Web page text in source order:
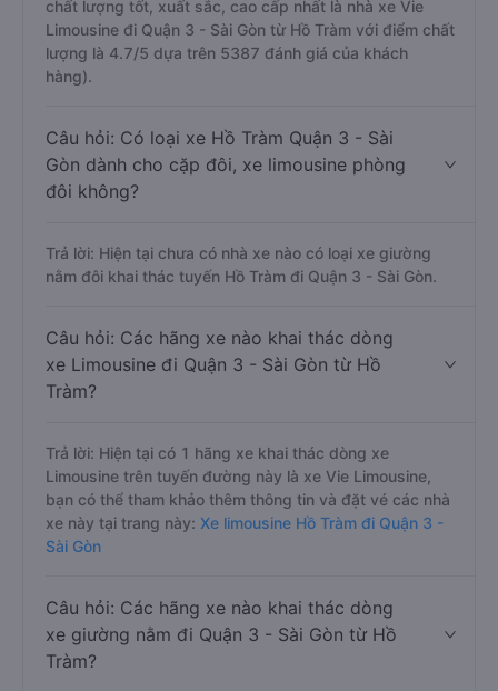
chất lượng tốt, xuất sắc, cao cấp nhất là nhà xe Vie
Limousine đi Quận 3 - Sài Gòn từ Hồ Tràm với điểm chất
lượng là 4.7/5 dựa trên 5387 đánh giá của khách
hàng).
Câu hỏi: Có loại xe Hồ Tràm Quận 3 - Sài
Gòn dành cho cặp đôi, xe limousine phòng
đôi không?
Trả lời: Hiện tại chưa có nhà xe nào có loại xe giường
nằm đôi khai thác tuyến Hồ Tràm đi Quận 3 - Sài Gòn.
Câu hỏi: Các hãng xe nào khai thác dòng
xe Limousine đi Quận 3 - Sài Gòn từ Hồ
Tràm?
Trả lời: Hiện tại có 1 hãng xe khai thác dòng xe
Limousine trên tuyến đường này là xe Vie Limousine,
bạn có thể tham khảo thêm thông tin và đặt vé các nhà
xe này tại trang này: Xe limousine Hồ Tràm đi Quận 3 -
Sài Gòn
Câu hỏi: Các hãng xe nào khai thác dòng
xe giường nằm đi Quận 3 - Sài Gòn từ Hồ
Tràm?